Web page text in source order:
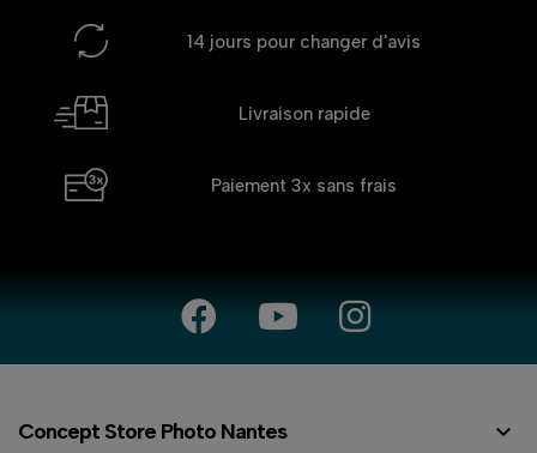
14 jours pour changer d'avis
Livraison rapide
Paiement 3x sans frais
Concept Store Photo Nantes 